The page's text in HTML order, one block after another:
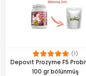
(1)
Depovit Prozyme F5
100 gr bölünmüş